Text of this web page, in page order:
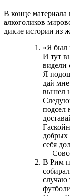
В конце материала
алкоголиков
дикие истории из
«Я был
И тут
видели
Я
дай
вышел
добрых
себя
—
В Рим
случаю